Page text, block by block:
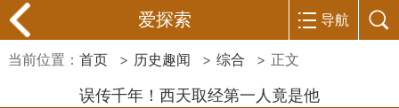
爱探索 导航
当前位置： 首页 > 历史趣闻 > 综合 > 正文
误传千年！西天取经第一人竟是他